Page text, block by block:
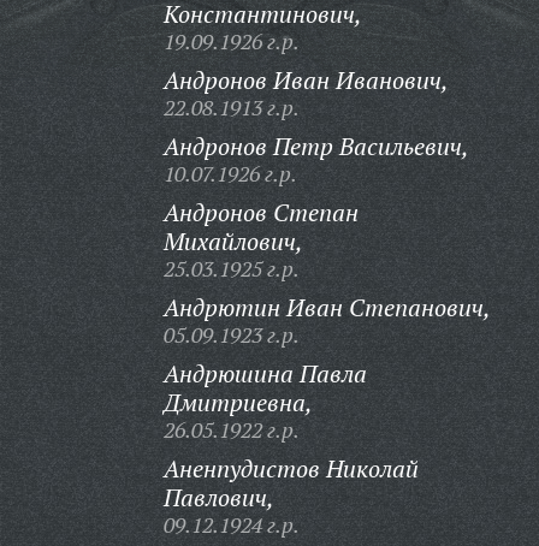
Константинович,
19.09.1926 г.р.
Андронов Иван Иванович,
22.08.1913 г.р.
Андронов Петр Васильевич,
10.07.1926 г.р.
Андронов Степан
Михайлович,
25.03.1925 г.р.
Андрютин Иван Степанович,
05.09.1923 г.р.
Андрюшина Павла
Дмитриевна,
26.05.1922 г.р.
Аненпудистов Николай
Павлович,
09.12.1924 г.р.